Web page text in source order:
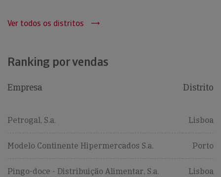
Ver todos os distritos
Ranking por vendas
Empresa Distrito
Petrogal, S.a. Lisboa
Modelo Continente Hipermercados S.a. Porto
Pingo-doce - Distribuição Alimentar, S.a. Lisboa